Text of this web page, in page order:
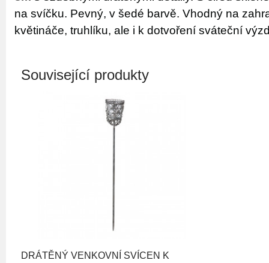
na svíčku. Pevný, v šedé barvě. Vhodný na
květináče, truhlíku, ale i k dotvoření sváteční
Související produkty
DRÁTĚNÝ VENKOVNÍ SVÍCEN K